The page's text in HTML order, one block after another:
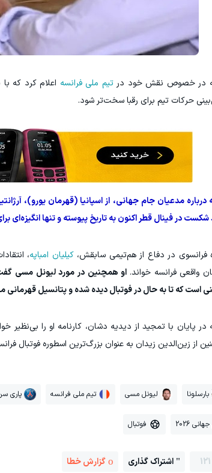
در خصوص نقش خود درتیم ملی فرانسه اعلام کرد که
حرکات تیم برای رقبا سخت‌تر شود.
درباره مدعیان جام جهانی، از اسپانیا (قهرمان یورو)،
شکست در فینال قطر اکنون به تاریخ پیوسته و تنها
فرانسوی در دفاع از هم‌تیمی سابقش،کیلیان امباپه،
واقعی فرانسه خواند.
است که تا به حال در فوتبال دیده شده و پتانسیل قهرمانی
در پایان با تمجید از دیدیه دشان، کارنامه او را بی‌نظیر
از زین‌الدین زیدان به عنوان بزرگ‌ترین اسطوره فوتبال
بارسلونا لیونل مسی تیم ملی فرانسه پاری
2026 فوتبال
121 اشتراک گذاری گزارش خطا